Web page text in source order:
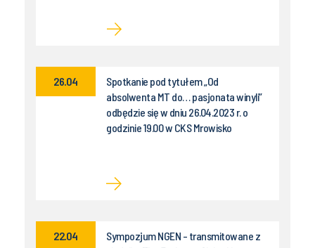
Spotkanie pod tytułem „Od
absolwenta MT do… pasjonata winyli”
odbędzie się w dniu 26.04.2023 r. o
godzinie 19.00 w CKS Mrowisko
26.04
Sympozjum NGEN - transmitowane z
22.04